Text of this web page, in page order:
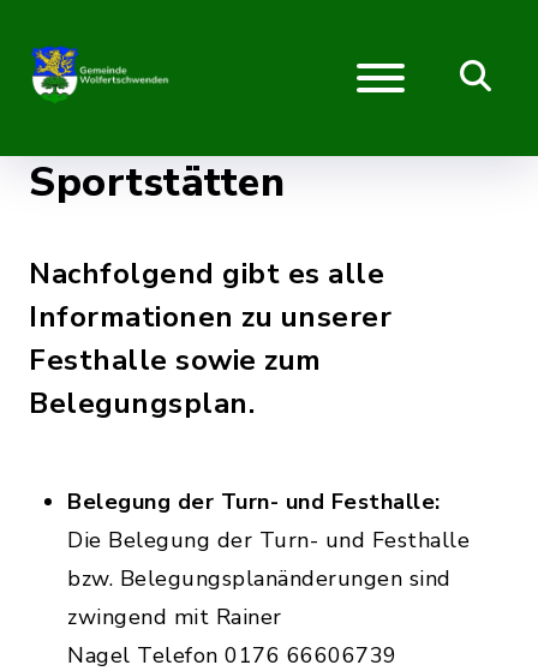
Sportstätten
Nachfolgend gibt es alle
Informationen zu unserer
Festhalle sowie zum
Belegungsplan.
Belegung der Turn- und Festhalle:
Die Belegung der Turn- und Festhalle
bzw. Belegungsplanänderungen sind
zwingend mit Rainer
Nagel Telefon 0176 66606739